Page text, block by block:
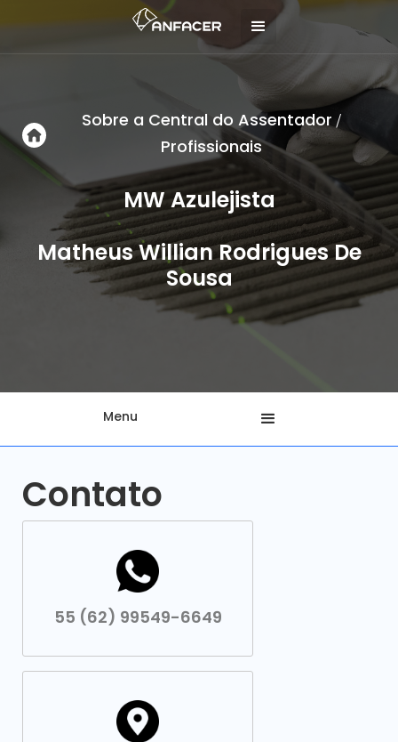
Sobre a Central do Assentador /
Profissionais
MW Azulejista
Matheus Willian Rodrigues De
Sousa
Menu
Contato
55 (62) 99549-6649